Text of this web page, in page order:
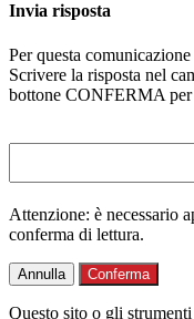
Invia risposta
Per questa
Scrivere la risposta nel
bottone CONFERMA per
Attenzione: è necessario
conferma di lettura.
Annulla Conferma
Questo sito o gli